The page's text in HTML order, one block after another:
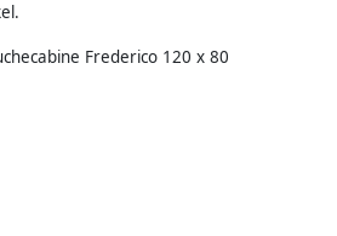
Frederico 120 x 80